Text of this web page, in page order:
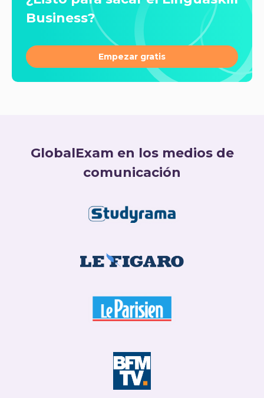
Business?
Empezar gratis
GlobalExam en los medios de
comunicación